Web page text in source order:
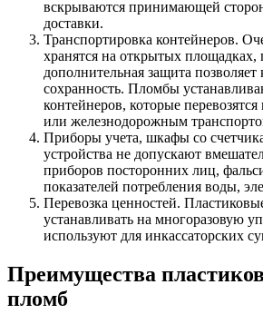
вскрываются принимающей
доставки.
Транспортировка контейнеров.
хранятся на открытых площадках,
дополнительная защита позволяет
сохранность. Пломбы
контейнеров, которые
или железнодорожным
Приборы учета, шкафы со
устройства не допускают
приборов посторонних лиц,
показателей потребления воды,
Перевозка ценностей.
устанавливать на многоразовую
используют для инкассаторских
Преимущества
пломб